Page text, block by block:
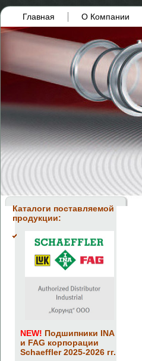
Главная О Компании
Каталоги поставляемой
продукции:
NEW! Подшипники INA
и FAG корпорации
Schaeffler 2025-2026 гг.